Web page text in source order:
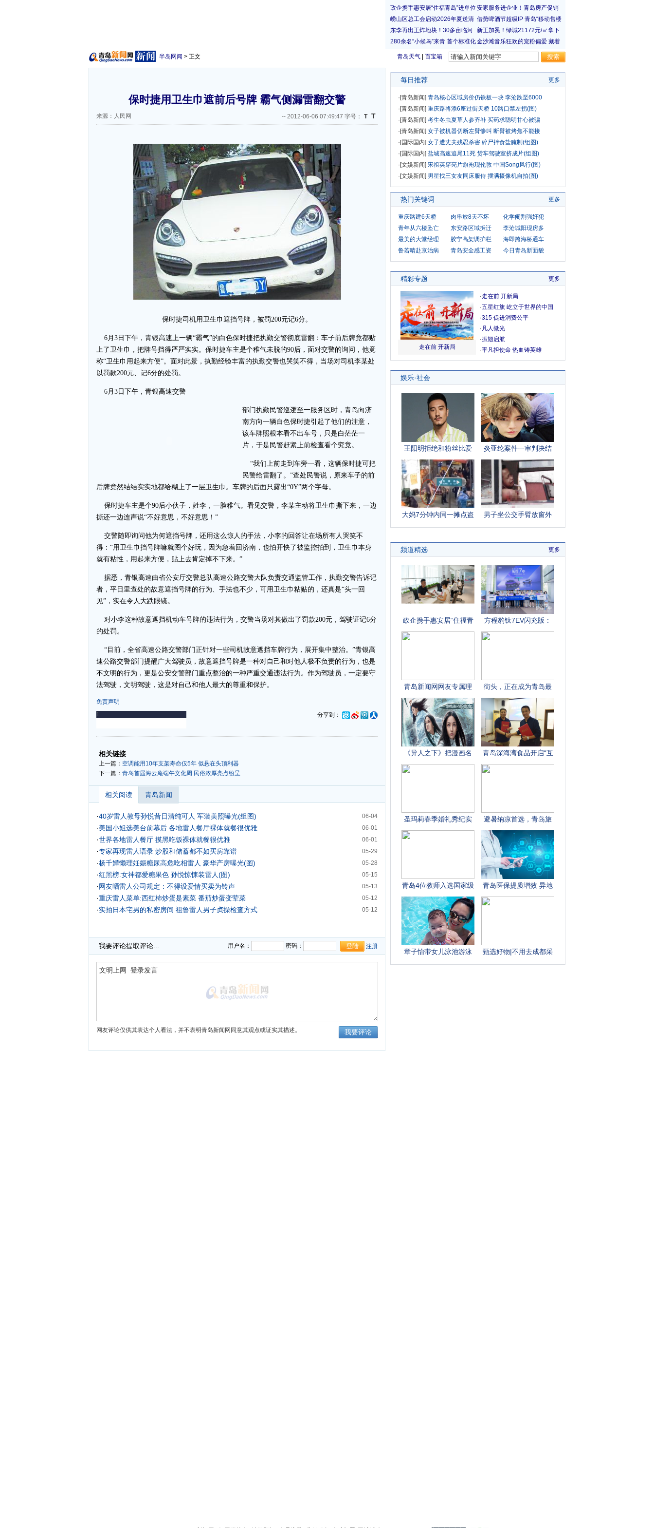
青岛天气 百宝箱
半岛网闻 > 正文
保时捷用卫生巾遮前后号牌 霸气侧漏雷翻交警
来源：人民网 -- 2012-06-06 07:49:47 字号： T T
保时捷司机用卫生巾遮挡号牌，被罚200元记6分。
6月3日下午，青银高速上一辆“霸气”的白色保时捷把执勤交警彻底雷翻：车子前后牌竟都贴
上了卫生巾，把牌号挡得严严实实。保时捷车主是个稚气未脱的90后，面对交警的询问，他竟
称“卫生巾用起来方便”。面对此景，执勤经验丰富的执勤交警也哭笑不得，当场对司机李某处
以罚款200元、记6分的处罚。
6月3日下午，青银高速交警
部门执勤民警巡逻至一服务区时，青岛向济
南方向一辆白色保时捷引起了他们的注意，
该车牌照根本看不出车号，只是白茫茫一
片，于是民警赶紧上前检查看个究竟。
“我们上前走到车旁一看，这辆保时捷可把
民警给雷翻了。”查处民警说，原来车子的前
后牌竟然结结实实地都给糊上了一层卫生巾。车牌的后面只露出“0Y”两个字母。
保时捷车主是个90后小伙子，姓李，一脸稚气。看见交警，李某主动将卫生巾撕下来，一边
撕还一边连声说“不好意思，不好意思！”
交警随即询问他为何遮挡号牌，还用这么惊人的手法，小李的回答让在场所有人哭笑不
得：“用卫生巾挡号牌嘛就图个好玩，因为急着回济南，也怕开快了被监控拍到，卫生巾本身
就有粘性，用起来方便，贴上去肯定掉不下来。”
据悉，青银高速由省公安厅交警总队高速公路交警大队负责交通监管工作，执勤交警告诉记
者，平日里查处的故意遮挡号牌的行为、手法也不少，可用卫生巾粘贴的，还真是“头一回
见”，实在令人大跌眼镜。
对小李这种故意遮挡机动车号牌的违法行为，交警当场对其做出了罚款200元，驾驶证记6分
的处罚。
“目前，全省高速公路交警部门正针对一些司机故意遮挡车牌行为，展开集中整治。”青银高
速公路交警部门提醒广大驾驶员，故意遮挡号牌是一种对自己和对他人极不负责的行为，也是
不文明的行为，更是公安交警部门重点整治的一种严重交通违法行为。作为驾驶员，一定要守
法驾驶，文明驾驶，这是对自己和他人最大的尊重和保护。
免责声明
分享到：
-
相关链接
上一篇： 空调能用10年支架寿命仅5年 似悬在头顶利器
下一篇： 青岛首届海云庵端午文化周:民俗浓厚亮点纷呈
相关阅读 青岛新闻
06-04
·40岁雷人教母孙悦昔日清纯可人 军装美照曝光(组图)
06-01
·美国小姐选美台前幕后 各地雷人餐厅裸体就餐很优雅
06-01
·世界各地雷人餐厅 摸黑吃饭裸体就餐很优雅
05-29
·专家再现雷人语录 炒股和储蓄都不如买房靠谱
05-28
·杨千嬅懒理妊娠糖尿高危吃相雷人 豪华产房曝光(图)
05-15
·红黑榜:女神都爱糖果色 孙悦惊悚装雷人(图)
05-13
·网友晒雷人公司规定：不得设爱情买卖为铃声
05-12
·重庆雷人菜单:西红柿炒蛋是素菜 番茄炒蛋变荤菜
05-12
·实拍日本宅男的私密房间 祖鲁雷人男子贞操检查方式
我要评论提取评论... 用户名： 密码： 注册
网友评论仅供其表达个人看法，并不表明青岛新闻网同意其观点或证实其描述。
每日推荐 更多
·[青岛新闻] 青岛核心区域房价仍铁板一块 李沧跌至6000
·[青岛新闻] 重庆路将添6座过街天桥 10路口禁左拐(图)
·[青岛新闻] 考生冬虫夏草人参齐补 买药求聪明甘心被骗
·[青岛新闻] 女子被机器切断左臂惨叫 断臂被烤焦不能接
·[国际国内] 女子遭丈夫残忍杀害 碎尸拌食盐腌制(组图)
·[国际国内] 盐城高速追尾11死 货车驾驶室挤成片(组图)
·[文娱新闻] 宋祖英穿亮片旗袍现伦敦 中国Song风行(图)
·[文娱新闻] 男星找三女友同床服侍 摆满摄像机自拍(图)
热门关键词 更多
重庆路建6天桥 肉串放8天不坏
化学阉割强奸犯
青年从六楼坠亡
东安路区域拆迁
李沧城阳现房多
最美的大堂经理
胶宁高架调护栏
海即跨海桥通车
鲁若晴赴京治病
青岛安全感工资 今日青岛新面貌